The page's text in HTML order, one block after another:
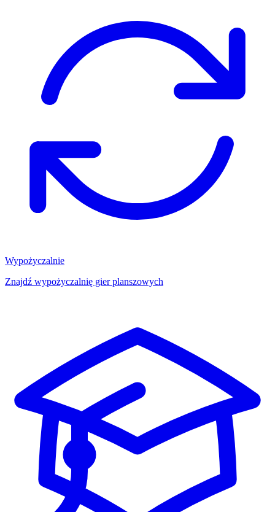
Wypożyczalnie
Znajdź wypożyczalnię gier planszowych